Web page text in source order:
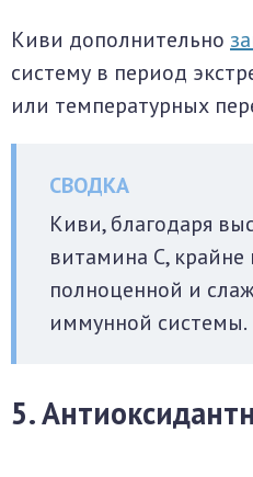
Киви дополнительно
систему в период
или температурных
Киви, благодаря
витамина С, крайне
полноценной и
иммунной системы.
5.